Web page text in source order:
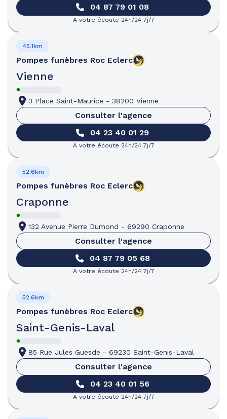
04 87 79 01 08
A votre écoute 24h/24 7j/7
Pompes funèbres Roc Eclerc
Vienne
45.1km
3 Place Saint-Maurice - 38200 Vienne
Consulter l'agence
04 23 40 01 29
A votre écoute 24h/24 7j/7
Pompes funèbres Roc Eclerc
Craponne
52.6km
132 Avenue Pierre Dumond - 69290 Craponne
Consulter l'agence
04 87 79 05 68
A votre écoute 24h/24 7j/7
Pompes funèbres Roc Eclerc
Saint-Genis-Laval
52.6km
85 Rue Jules Guesde - 69230 Saint-Genis-Laval
Consulter l'agence
04 23 40 01 56
A votre écoute 24h/24 7j/7